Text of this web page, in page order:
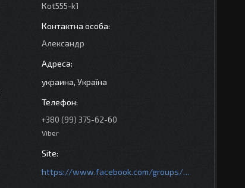
Кot555-k1
Александр
украина, Україна
+380 (99) 375-62-60
Viber
https://www.facebook.com/groups/httpsmotoshara.net